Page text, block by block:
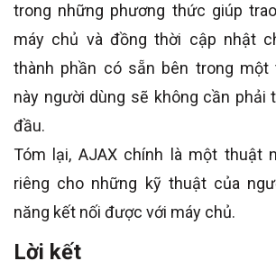
trong những phương thức giúp
máy chủ và đồng thời cập nhật
thành phần có sẵn bên trong một
này người dùng sẽ không cần phải
đầu.
Tóm lại, AJAX chính là một thuật
riêng cho những kỹ thuật của
năng kết nối được với máy chủ.
Lời kết